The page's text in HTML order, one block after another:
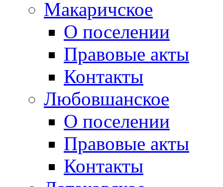
Макаричское
О поселении
Правовые акты
Контакты
Любовшанское
О поселении
Правовые акты
Контакты